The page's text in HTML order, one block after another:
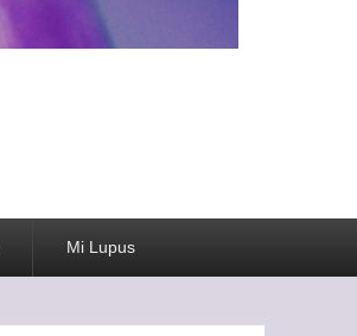
Mi Lupus